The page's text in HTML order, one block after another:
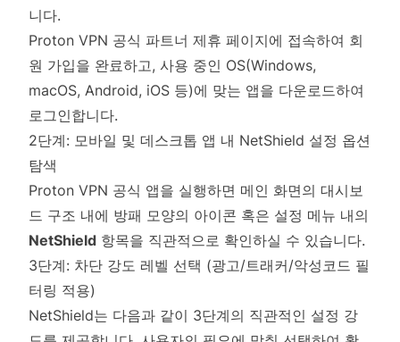
니다.
Proton VPN 공식 파트너 제휴 페이지에 접속하여 회
원 가입을 완료하고, 사용 중인 OS(Windows,
macOS, Android, iOS 등)에 맞는 앱을 다운로드하여
로그인합니다.
2단계: 모바일 및 데스크톱 앱 내 NetShield 설정 옵션
탐색
Proton VPN 공식 앱을 실행하면 메인 화면의 대시보
드 구조 내에 방패 모양의 아이콘 혹은 설정 메뉴 내의
NetShield 항목을 직관적으로 확인하실 수 있습니다.
3단계: 차단 강도 레벨 선택 (광고/트래커/악성코드 필
터링 적용)
NetShield는 다음과 같이 3단계의 직관적인 설정 강